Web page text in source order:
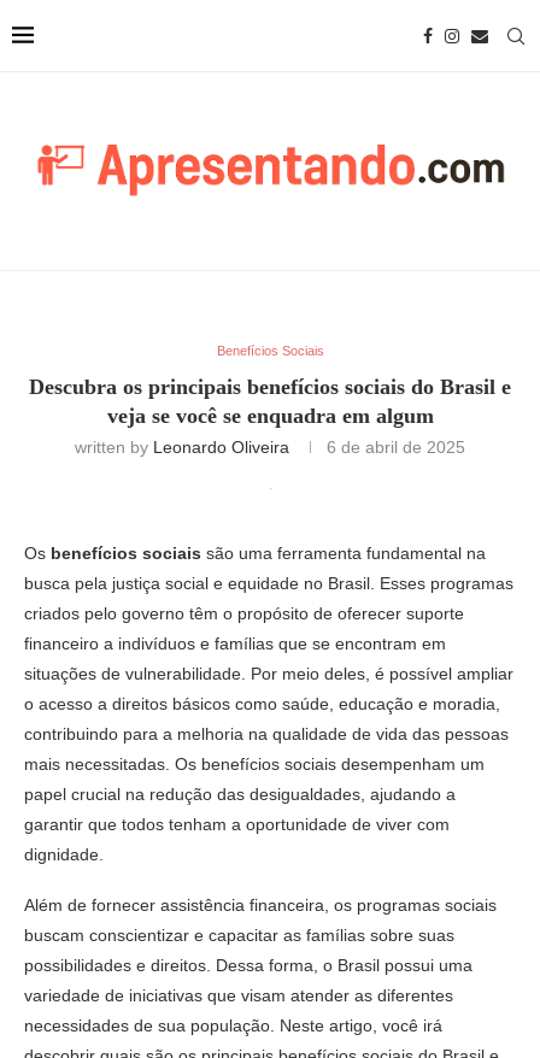
Benefícios Sociais
Descubra os principais benefícios sociais do Brasil e
veja se você se enquadra em algum
written by Leonardo Oliveira 6 de abril de 2025
Os benefícios sociais são uma ferramenta fundamental na
busca pela justiça social e equidade no Brasil. Esses programas
criados pelo governo têm o propósito de oferecer suporte
financeiro a indivíduos e famílias que se encontram em
situações de vulnerabilidade. Por meio deles, é possível ampliar
o acesso a direitos básicos como saúde, educação e moradia,
contribuindo para a melhoria na qualidade de vida das pessoas
mais necessitadas. Os benefícios sociais desempenham um
papel crucial na redução das desigualdades, ajudando a
garantir que todos tenham a oportunidade de viver com
dignidade.
Além de fornecer assistência financeira, os programas sociais
buscam conscientizar e capacitar as famílias sobre suas
possibilidades e direitos. Dessa forma, o Brasil possui uma
variedade de iniciativas que visam atender as diferentes
necessidades de sua população. Neste artigo, você irá